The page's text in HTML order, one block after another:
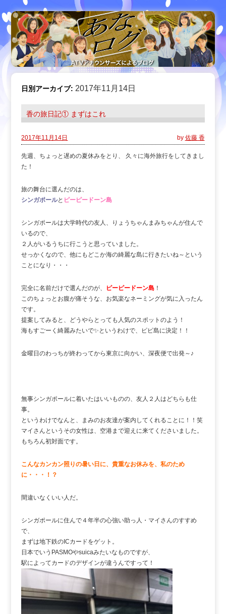
日別アーカイブ:2017年11月14日
香の旅日記① まずはこれ
2017年11月14日 by 佐藤 香
先週、ちょっと遅めの夏休みをとり、 久々に海外旅行をしてきまし
た！
旅の舞台に選んだのは、
シンガポールと ピーピードーン島
シンガポールは大学時代の友人、りょうちゃんまみちゃんが住んで
いるので、
２人がいるうちに行こうと思っていました。
せっかくなので、他にもどこか海の綺麗な島に行きたいね～という
ことになり・・・
完全に名前だけで選んだのが、 ピーピードーン島 ！
このちょっとお腹が痛そうな、お気楽なネーミングが気に入ったん
です。
提案してみると、どうやらとっても人気のスポットのよう！
海もすごーく綺麗みたいで✨というわけで、ピピ島に決定！！
金曜日のわっちが終わってから東京に向かい、深夜便で出発～♪
無事シンガポールに着いたはいいものの、友人２人はどちらも仕
事。
というわけでなんと、まみのお友達が案内してくれることに！！笑
マイさんというその女性は、空港まで迎えに来てくださいました。
もちろん初対面です。
こんなカンカン照りの暑い日に、貴重なお休みを、私のため
に・・・！？
間違いなくいい人だ。
シンガポールに住んで４年半の心強い助っ人・マイさんのすすめ
で、
まずは地下鉄のICカードをゲット。
日本でいうPASMOやsuicaみたいなものですが、
駅によってカードのデザインが違うんですって！